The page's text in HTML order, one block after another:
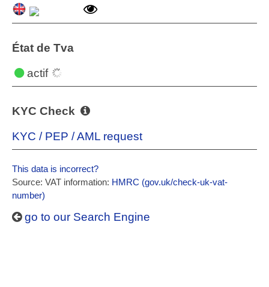
État de Tva
actif
KYC Check
KYC / PEP / AML request
This data is incorrect?
Source: VAT information: HMRC (gov.uk/check-uk-vat-
number)
go to our Search Engine